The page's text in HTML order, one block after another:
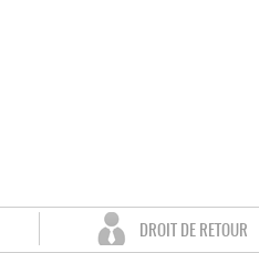
DROIT DE RETOUR